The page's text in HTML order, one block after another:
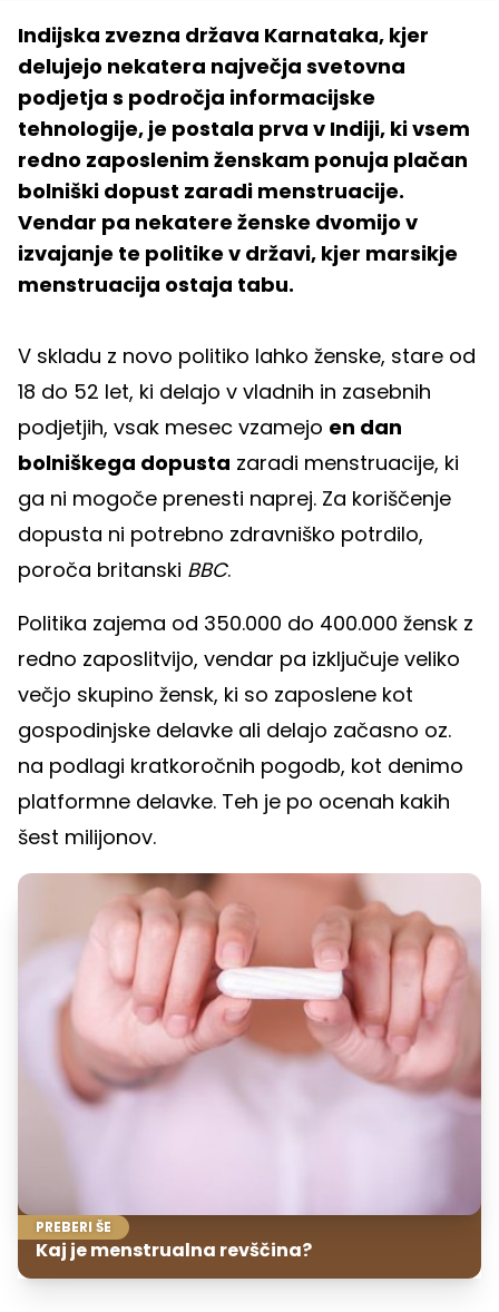
Indijska zvezna država Karnataka, kjer
delujejo nekatera največja svetovna
podjetja s področja informacijske
tehnologije, je postala prva v Indiji, ki vsem
redno zaposlenim ženskam ponuja plačan
bolniški dopust zaradi menstruacije.
Vendar pa nekatere ženske dvomijo v
izvajanje te politike v državi, kjer marsikje
menstruacija ostaja tabu.
V skladu z novo politiko lahko ženske, stare od
18 do 52 let, ki delajo v vladnih in zasebnih
podjetjih, vsak mesec vzamejo en dan
bolniškega dopusta zaradi menstruacije, ki
ga ni mogoče prenesti naprej. Za koriščenje
dopusta ni potrebno zdravniško potrdilo,
poroča britanski BBC.
Politika zajema od 350.000 do 400.000 žensk z
redno zaposlitvijo, vendar pa izključuje veliko
večjo skupino žensk, ki so zaposlene kot
gospodinjske delavke ali delajo začasno oz.
na podlagi kratkoročnih pogodb, kot denimo
platformne delavke. Teh je po ocenah kakih
šest milijonov.
PREBERI ŠE
Kaj je menstrualna revščina?